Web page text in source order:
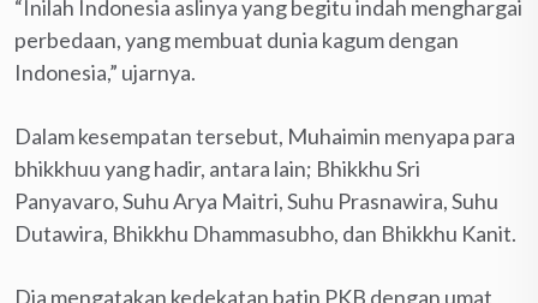
“Inilah Indonesia aslinya yang begitu indah menghargai
perbedaan, yang membuat dunia kagum dengan
Indonesia,” ujarnya.
Dalam kesempatan tersebut, Muhaimin menyapa para
bhikkhuu yang hadir, antara lain; Bhikkhu Sri
Panyavaro, Suhu Arya Maitri, Suhu Prasnawira, Suhu
Dutawira, Bhikkhu Dhammasubho, dan Bhikkhu Kanit.
Dia mengatakan kedekatan batin PKB dengan umat